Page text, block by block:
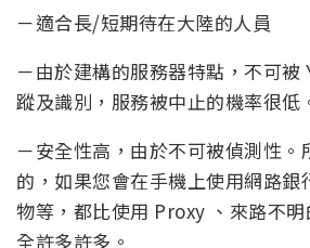
－適合長/短期待在大陸的人員
－由於建構的服務器特點，不可
蹤及識別，服務被中止的機率很低
－安全性高，由於不可被偵測性。
的，如果您會在手機上使用網路銀
物等，都比使用 Proxy 、來路不
全許多許多。